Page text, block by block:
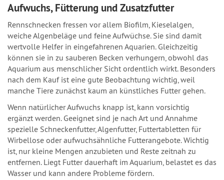
Aufwuchs, Fütterung und Zusatzfutter
Rennschnecken fressen vor allem Biofilm, Kieselalgen,
weiche Algenbeläge und feine Aufwüchse. Sie sind damit
wertvolle Helfer in eingefahrenen Aquarien. Gleichzeitig
können sie in zu sauberen Becken verhungern, obwohl das
Aquarium aus menschlicher Sicht ordentlich wirkt. Besonders
nach dem Kauf ist eine gute Beobachtung wichtig, weil
manche Tiere zunächst kaum an künstliches Futter gehen.
Wenn natürlicher Aufwuchs knapp ist, kann vorsichtig
ergänzt werden. Geeignet sind je nach Art und Annahme
spezielle Schneckenfutter, Algenfutter, Futtertabletten für
Wirbellose oder aufwuchsähnliche Futterangebote. Wichtig
ist, nur kleine Mengen anzubieten und Reste zeitnah zu
entfernen. Liegt Futter dauerhaft im Aquarium, belastet es das
Wasser und kann andere Probleme fördern.